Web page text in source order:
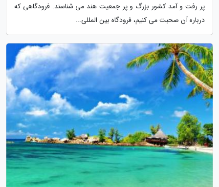
پر رفت و آمد کشور بزرگ و پر جمعیت هند می شناسند. فرودگاهی که
درباره آن صحبت می کنیم، فرودگاه بین المللی...